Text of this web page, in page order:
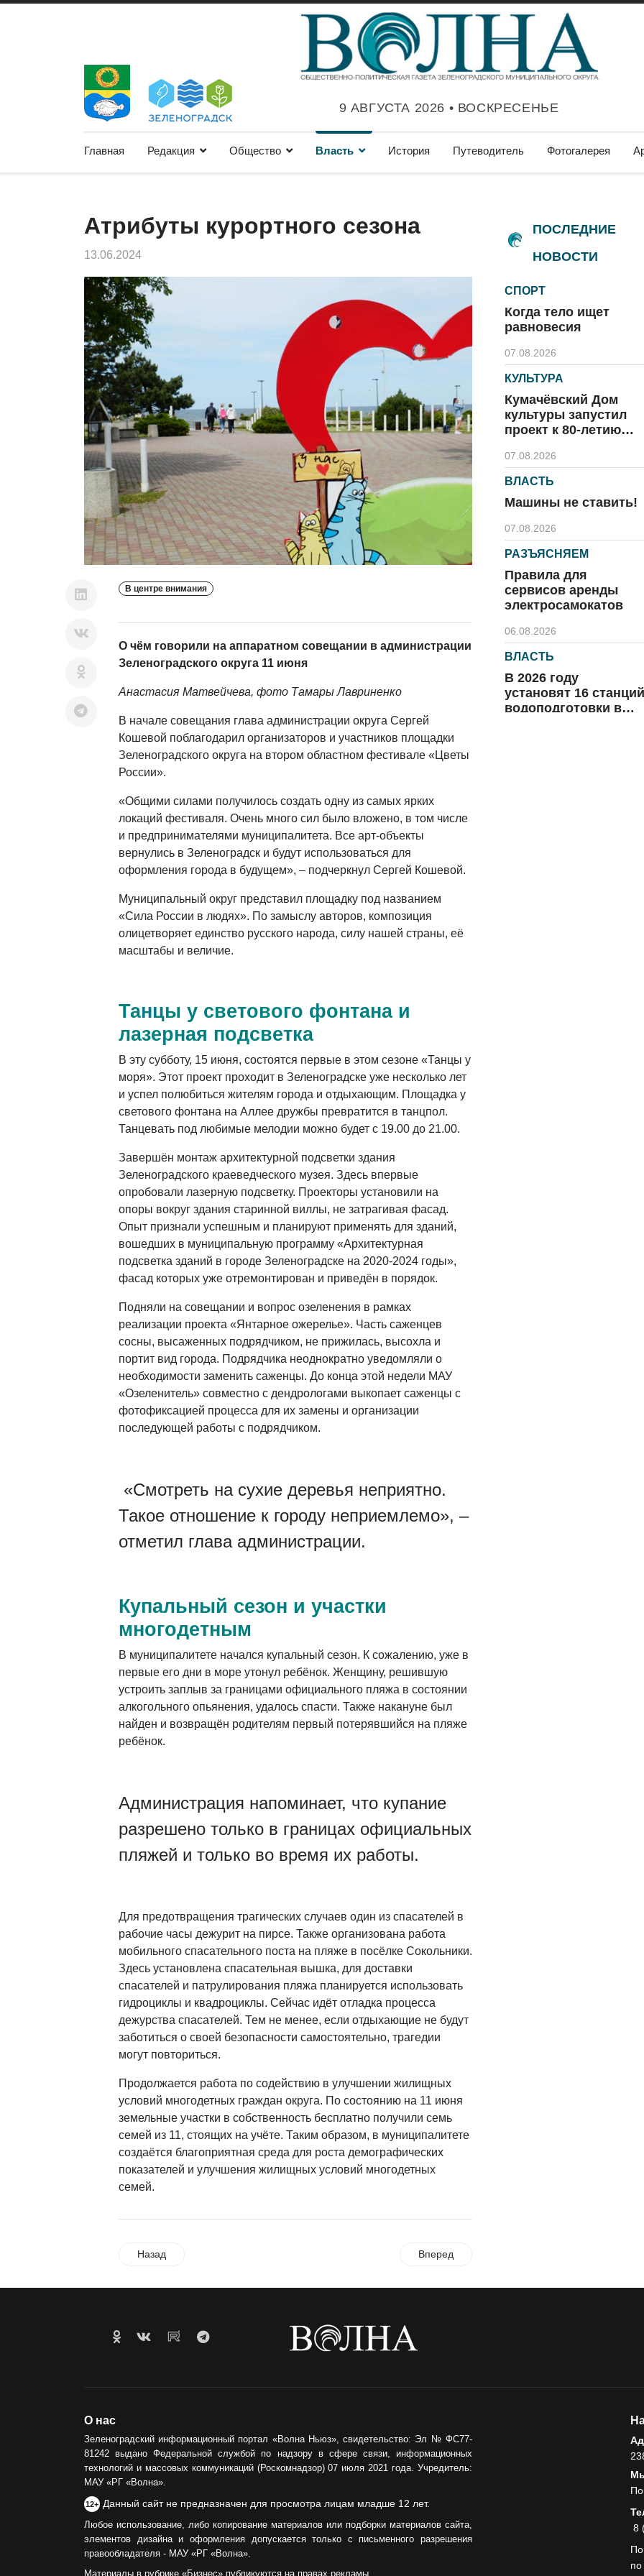
9 АВГУСТА 2026 • ВОСКРЕСЕНЬЕ
Главная Редакция Общество Власть История Путеводитель Фотогалерея
Атрибуты курортного сезона
13.06.2024
В центре внимания
О чём говорили на аппаратном совещании в администрации
Зеленоградского округа 11 июня
Анастасия Матвейчева, фото Тамары Лавриненко
В начале совещания глава администрации округа Сергей
Кошевой поблагодарил организаторов и участников площадки
Зеленоградского округа на втором областном фестивале «Цветы
России».
«Общими силами получилось создать одну из самых ярких
локаций фестиваля. Очень много сил было вложено, в том числе
и предпринимателями муниципалитета. Все арт-объекты
вернулись в Зеленоградск и будут использоваться для
оформления города в будущем», – подчеркнул Сергей Кошевой.
Муниципальный округ представил площадку под названием
«Сила России в людях». По замыслу авторов, композиция
олицетворяет единство русского народа, силу нашей страны, её
масштабы и величие.
Танцы у светового фонтана и
лазерная подсветка
В эту субботу, 15 июня, состоятся первые в этом сезоне «Танцы у
моря». Этот проект проходит в Зеленоградске уже несколько лет
и успел полюбиться жителям города и отдыхающим. Площадка у
светового фонтана на Аллее дружбы превратится в танцпол.
Танцевать под любимые мелодии можно будет с 19.00 до 21.00.
Завершён монтаж архитектурной подсветки здания
Зеленоградского краеведческого музея. Здесь впервые
опробовали лазерную подсветку. Проекторы установили на
опоры вокруг здания старинной виллы, не затрагивая фасад.
Опыт признали успешным и планируют применять для зданий,
вошедших в муниципальную программу «Архитектурная
подсветка зданий в городе Зеленоградске на 2020-2024 годы»,
фасад которых уже отремонтирован и приведён в порядок.
Подняли на совещании и вопрос озеленения в рамках
реализации проекта «Янтарное ожерелье». Часть саженцев
сосны, высаженных подрядчиком, не прижилась, высохла и
портит вид города. Подрядчика неоднократно уведомляли о
необходимости заменить саженцы. До конца этой недели МАУ
«Озеленитель» совместно с дендрологами выкопает саженцы с
фотофиксацией процесса для их замены и организации
последующей работы с подрядчиком.
«Смотреть на сухие деревья неприятно.
Такое отношение к городу неприемлемо», –
отметил глава администрации.
Купальный сезон и участки
многодетным
В муниципалитете начался купальный сезон. К сожалению, уже в
первые его дни в море утонул ребёнок. Женщину, решившую
устроить заплыв за границами официального пляжа в состоянии
алкогольного опьянения, удалось спасти. Также накануне был
найден и возвращён родителям первый потерявшийся на пляже
ребёнок.
Администрация напоминает, что купание
разрешено только в границах официальных
пляжей и только во время их работы.
Для предотвращения трагических случаев один из спасателей в
рабочие часы дежурит на пирсе. Также организована работа
мобильного спасательного поста на пляже в посёлке Сокольники.
Здесь установлена спасательная вышка, для доставки
спасателей и патрулирования пляжа планируется использовать
гидроциклы и квадроциклы. Сейчас идёт отладка процесса
дежурства спасателей. Тем не менее, если отдыхающие не будут
заботиться о своей безопасности самостоятельно, трагедии
могут повториться.
Продолжается работа по содействию в улучшении жилищных
условий многодетных граждан округа. По состоянию на 11 июня
земельные участки в собственность бесплатно получили семь
семей из 11, стоящих на учёте. Таким образом, в муниципалитете
создаётся благоприятная среда для роста демографических
показателей и улучшения жилищных условий многодетных
семей.
Назад Вперед
ПОСЛЕДНИЕ
НОВОСТИ
СПОРТ
Когда тело ищет
равновесия
07.08.2026
КУЛЬТУРА
Кумачёвский Дом
культуры запустил
проект к 80-летию
07.08.2026
ВЛАСТЬ
Машины не ставить!
07.08.2026
РАЗЪЯСНЯЕМ
Правила для
сервисов аренды
электросамокатов
06.08.2026
ВЛАСТЬ
В 2026 году
установят 16 станций
водоподготовки в
О нас
Зеленоградский информационный портал «Волна Ньюз», свидетельство: Эл № ФС77-
81242 выдано Федеральной службой по надзору в сфере связи, информационных
технологий и массовых коммуникаций (Роскомнадзор) 07 июля 2021 года. Учредитель:
МАУ «РГ «Волна».
12+ Данный сайт не предназначен для просмотра лицам младше 12 лет.
Любое использование, либо копирование материалов или подборки материалов сайта,
элементов дизайна и оформления допускается только с письменного разрешения
правообладателя - МАУ «РГ «Волна».
Материалы в рубрике «Бизнес» публикуются на правах рекламы.
8